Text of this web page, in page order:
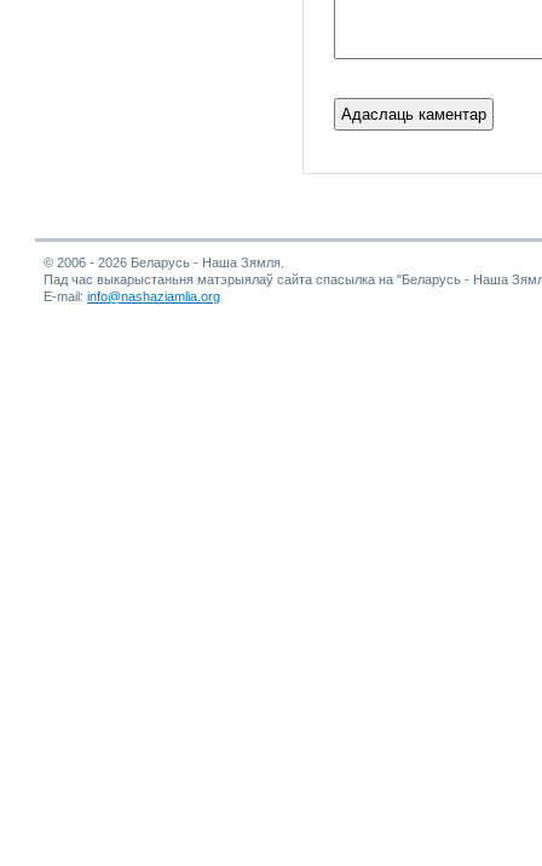
© 2006 - 2026 Беларусь - Наша Зямля.
Пад час выкарыстаньня матэрыялаў сайта спасылка на "Беларусь - Наша
E-mail: info@nashaziamlia.org